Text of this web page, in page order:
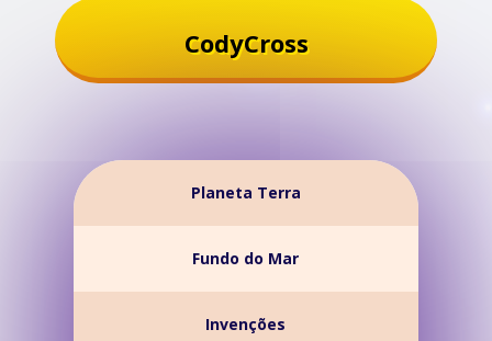
CodyCross
Planeta Terra
Fundo do Mar
Invenções